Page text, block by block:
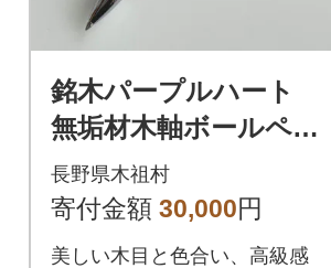
銘木パープルハート
無垢材木軸ボールペン
(0.7mm芯)
長野県木祖村
寄付金額 30,000円
美しい木目と色合い、高級感